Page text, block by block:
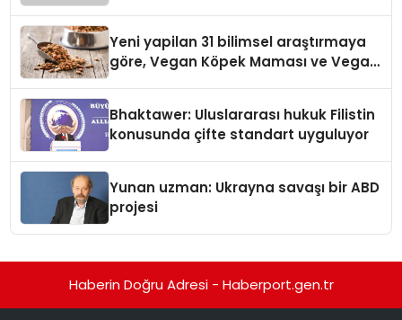
Yeni yapilan 31 bilimsel araştırmaya
göre, Vegan Köpek Maması ve Vegan
Bhaktawer: Uluslararası hukuk Filistin
konusunda çifte standart uyguluyor
Yunan uzman: Ukrayna savaşı bir ABD
projesi
Haberin Doğru Adresi - Haberport.gen.tr